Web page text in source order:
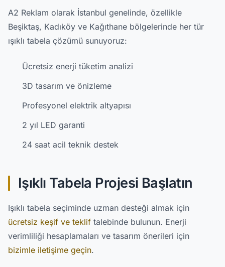
A2 Reklam olarak İstanbul genelinde, özellikle
Beşiktaş, Kadıköy ve Kağıthane bölgelerinde her tür
ışıklı tabela çözümü sunuyoruz:
Ücretsiz enerji tüketim analizi
3D tasarım ve önizleme
Profesyonel elektrik altyapısı
2 yıl LED garanti
24 saat acil teknik destek
Işıklı Tabela Projesi Başlatın
Işıklı tabela seçiminde uzman desteği almak için
ücretsiz keşif ve teklif talebinde bulunun. Enerji
verimliliği hesaplamaları ve tasarım önerileri için
bizimle iletişime geçin.